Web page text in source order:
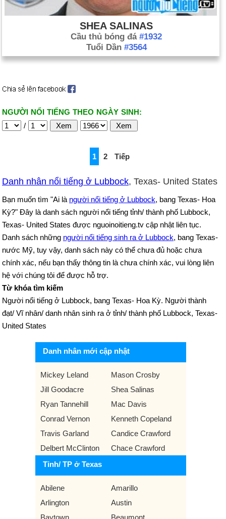
SHEA SALINAS
Cầu thủ bóng đá #1932
Tuổi Dần #3564
NGƯỜI NỔI TIẾNG THEO NGÀY SINH:
/
1 2 Tiếp
Danh nhân nổi tiếng ở Lubbock, Texas- United States
Bạn muốn tìm "Ai là người nổi tiếng ở Lubbock, bang Texas- Hoa
Kỳ?" Đây là danh sách người nổi tiếng tỉnh/ thành phố Lubbock,
Texas- United States được nguoinoitieng.tv cập nhật liên tục.
Danh sách những người nổi tiếng sinh ra ở Lubbock, bang Texas-
nước Mỹ, tuy vậy, danh sách này có thể chưa đủ hoặc chưa
chính xác, nếu bạn thấy thông tin là chưa chính xác, vui lòng liên
hệ với chúng tôi để được hỗ trợ.
Từ khóa tìm kiếm
Người nổi tiếng ở Lubbock, bang Texas- Hoa Kỳ. Người thành
đạt/ Vĩ nhân/ danh nhân sinh ra ở tỉnh/ thành phố Lubbock, Texas-
United States
Danh nhân mới cập nhật
Mickey Leland
Mason Crosby
Jill Goodacre
Shea Salinas
Ryan Tannehill
Mac Davis
Conrad Vernon
Kenneth Copeland
Travis Garland
Candice Crawford
Delbert McClinton
Chace Crawford
Tỉnh/ TP ở Texas
Abilene
Amarillo
Arlington
Austin
Baytown
Beaumont